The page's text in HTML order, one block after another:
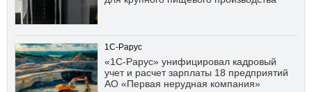
1С-Рарус
«1С-Рарус» унифицировал кадровый
учет и расчет зарплаты 18 предприятий
АО «Первая нерудная компания»